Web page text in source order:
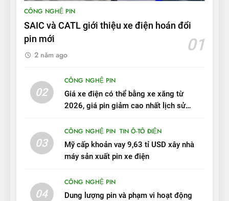
9
BYD Seal 06 DM-i PHEV có
Sau 3 tháng nhận xe, chủ xe
VinFast VF 7 tấm tắc: “Hơn
11
Người dùng nhận xét về
tốt, lái hay nhất tầm giá 1 tỷ
đồng
ĐÁNH GIÁ XE
CÔNG NGHỆ PIN
SAIC và CATL giới thiệu xe điện hoán đổi
pin mới
01
2 năm ago
02
CÔNG NGHỆ PIN
Giá xe điện có thể bằng xe xăng từ
2026, giá pin giảm cao nhất lịch sử
03
CÔNG NGHỆ PIN TIN Ô-TÔ ĐIỆN
Mỹ cấp khoản vay 9,63 tỉ USD xây nhà
máy sản xuất pin xe điện
04
CÔNG NGHỆ PIN
Dung lượng pin và phạm vi hoạt động